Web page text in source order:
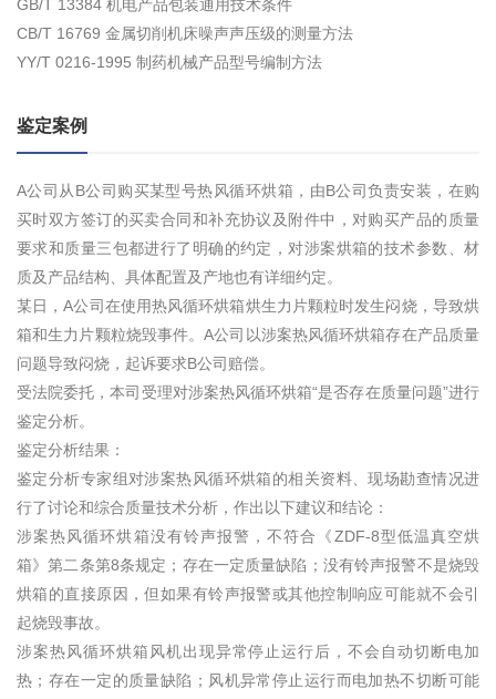
GB/T 13384 机电产品包装通用技术条件
CB/T 16769 金属切削机床噪声声压级的测量方法
YY/T 0216-1995 制药机械产品型号编制方法
鉴定案例
A公司从B公司购买某型号热风循环烘箱，由B公司负责安装，在购
买时双方签订的买卖合同和补充协议及附件中，对购买产品的质量
要求和质量三包都进行了明确的约定，对涉案烘箱的技术参数、材
质及产品结构、具体配置及产地也有详细约定。
某日，A公司在使用热风循环烘箱烘生力片颗粒时发生闷烧，导致烘
箱和生力片颗粒烧毁事件。A公司以涉案热风循环烘箱存在产品质量
问题导致闷烧，起诉要求B公司赔偿。
受法院委托，本司受理对涉案热风循环烘箱“是否存在质量问题”进行
鉴定分析。
鉴定分析结果：
鉴定分析专家组对涉案热风循环烘箱的相关资料、现场勘查情况进
行了讨论和综合质量技术分析，作出以下建议和结论：
涉案热风循环烘箱没有铃声报警，不符合《ZDF-8型低温真空烘
箱》第二条第8条规定；存在一定质量缺陷；没有铃声报警不是烧毁
烘箱的直接原因，但如果有铃声报警或其他控制响应可能就不会引
起烧毁事故。
涉案热风循环烘箱风机出现异常停止运行后，不会自动切断电加
热；存在一定的质量缺陷；风机异常停止运行而电加热不切断可能